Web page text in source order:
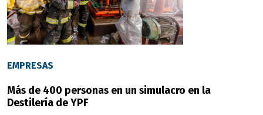
EMPRESAS
Más de 400 personas en un simulacro en la
Destilería de YPF